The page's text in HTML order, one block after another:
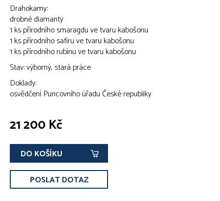
Drahokamy:
drobné diamanty
1 ks přírodního smaragdu ve tvaru kabošonu
1 ks přírodního safíru ve tvaru kabošonu
1 ks přírodního rubínu ve tvaru kabošonu
Stav: výborný, stará práce
Doklady:
osvědčení Puncovního úřadu České republiky
21 200 Kč
DO KOŠÍKU
POSLAT DOTAZ